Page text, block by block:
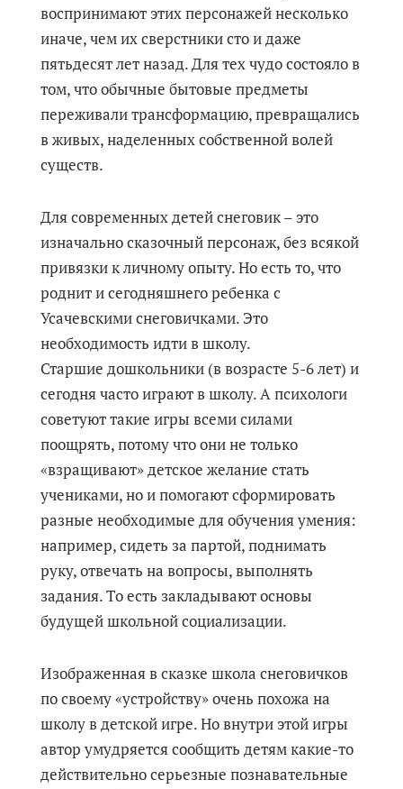
воспринимают этих персонажей несколько
иначе, чем их сверстники сто и даже
пятьдесят лет назад. Для тех чудо состояло в
том, что обычные бытовые предметы
переживали трансформацию, превращались
в живых, наделенных собственной волей
существ.
Для современных детей снеговик – это
изначально сказочный персонаж, без всякой
привязки к личному опыту. Но есть то, что
роднит и сегодняшнего ребенка с
Усачевскими снеговичками. Это
необходимость идти в школу.
Старшие дошкольники (в возрасте 5-6 лет) и
сегодня часто играют в школу. А психологи
советуют такие игры всеми силами
поощрять, потому что они не только
«взращивают» детское желание стать
учениками, но и помогают сформировать
разные необходимые для обучения умения:
например, сидеть за партой, поднимать
руку, отвечать на вопросы, выполнять
задания. То есть закладывают основы
будущей школьной социализации.
Изображенная в сказке школа снеговичков
по своему «устройству» очень похожа на
школу в детской игре. Но внутри этой игры
автор умудряется сообщить детям какие-то
действительно серьезные познавательные